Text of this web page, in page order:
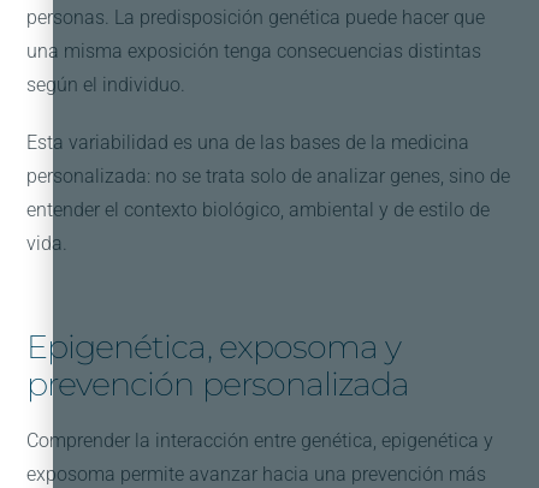
personas. La predisposición genética puede hacer que
una misma exposición tenga consecuencias distintas
según el individuo.
Esta variabilidad es una de las bases de la medicina
personalizada: no se trata solo de analizar genes, sino de
entender el contexto biológico, ambiental y de estilo de
vida.
Epigenética, exposoma y
prevención personalizada
Comprender la interacción entre genética, epigenética y
exposoma permite avanzar hacia una prevención más